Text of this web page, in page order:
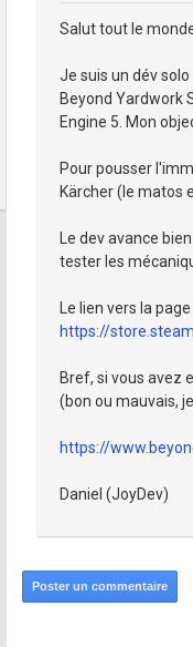
Salut tout le
Je suis un dév
Beyond Yardwork
Engine 5. Mon
Pour pousser
Kärcher (le matos
Le dev avance
tester les
Le lien vers la
https://
Bref, si vous avez
(bon ou mauvais,
https://
Daniel (JoyDev)
Poster un commentaire